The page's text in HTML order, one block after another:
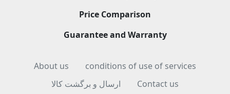
Price Comparison
Guarantee and Warranty
About us
conditions of use of services
ارسال و برگشت کالا
Contact us